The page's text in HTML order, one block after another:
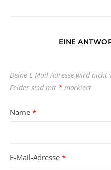
EINE
Deine E-Mail-Adresse wird nicht
Felder sind mit * markiert
Name *
E-Mail-Adresse *